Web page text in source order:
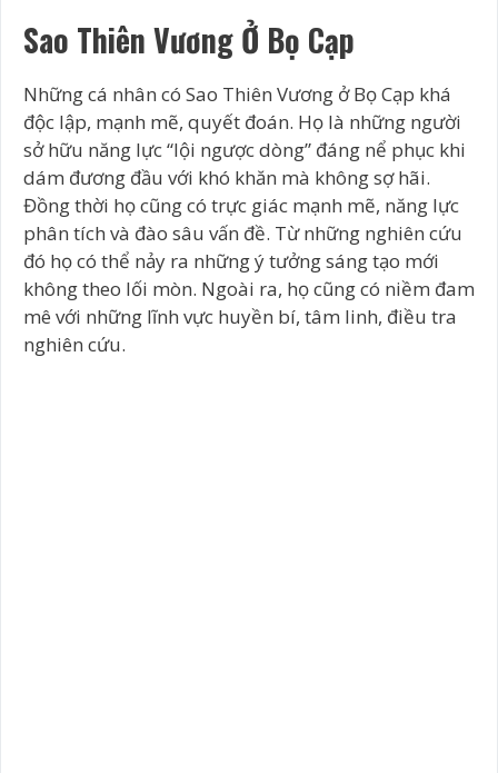
Sao Thiên Vương Ở Bọ Cạp
Những cá nhân có Sao Thiên Vương ở Bọ Cạp khá
độc lập, mạnh mẽ, quyết đoán. Họ là những người
sở hữu năng lực “lội ngược dòng” đáng nể phục khi
dám đương đầu với khó khăn mà không sợ hãi.
Đồng thời họ cũng có trực giác mạnh mẽ, năng lực
phân tích và đào sâu vấn đề. Từ những nghiên cứu
đó họ có thể nảy ra những ý tưởng sáng tạo mới
không theo lối mòn. Ngoài ra, họ cũng có niềm đam
mê với những lĩnh vực huyền bí, tâm linh, điều tra
nghiên cứu.